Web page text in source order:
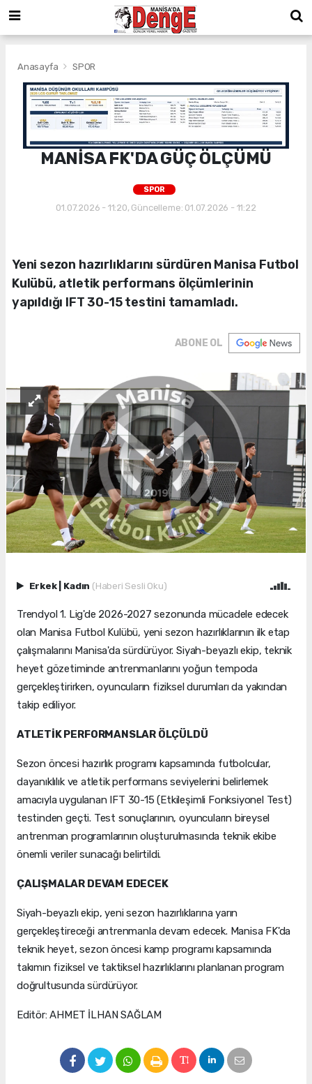
Anasayfa SPOR
MANİSA FK'DA GÜÇ ÖLÇÜMÜ
SPOR
01.07.2026 - 11:20, Güncelleme: 01.07.2026 - 11:22
Yeni sezon hazırlıklarını sürdüren Manisa Futbol
Kulübü, atletik performans ölçümlerinin
yapıldığı IFT 30-15 testini tamamladı.
ABONE OL
Erkek Kadın (Haberi Sesli Oku)
Trendyol 1. Lig'de 2026-2027 sezonunda mücadele edecek
olan Manisa Futbol Kulübü, yeni sezon hazırlıklarının ilk etap
çalışmalarını Manisa'da sürdürüyor. Siyah-beyazlı ekip, teknik
heyet gözetiminde antrenmanlarını yoğun tempoda
gerçekleştirirken, oyuncuların fiziksel durumları da yakından
takip ediliyor.
ATLETİK PERFORMANSLAR ÖLÇÜLDÜ
Sezon öncesi hazırlık programı kapsamında futbolcular,
dayanıklılık ve atletik performans seviyelerini belirlemek
amacıyla uygulanan IFT 30-15 (Etkileşimli Fonksiyonel Test)
testinden geçti. Test sonuçlarının, oyuncuların bireysel
antrenman programlarının oluşturulmasında teknik ekibe
önemli veriler sunacağı belirtildi.
ÇALIŞMALAR DEVAM EDECEK
Siyah-beyazlı ekip, yeni sezon hazırlıklarına yarın
gerçekleştireceği antrenmanla devam edecek. Manisa FK'da
teknik heyet, sezon öncesi kamp programı kapsamında
takımın fiziksel ve taktiksel hazırlıklarını planlanan program
doğrultusunda sürdürüyor.
Editör: AHMET İLHAN SAĞLAM